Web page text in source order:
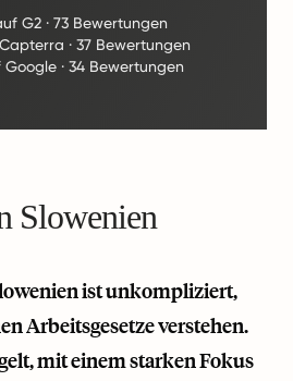
G2· 73 Bewertungen
· 37 Bewertungen
Google ·34 Bewertungen
Slowenien
ist unkompliziert,
Arbeitsgesetze verstehen.
mit einem starken Fokus